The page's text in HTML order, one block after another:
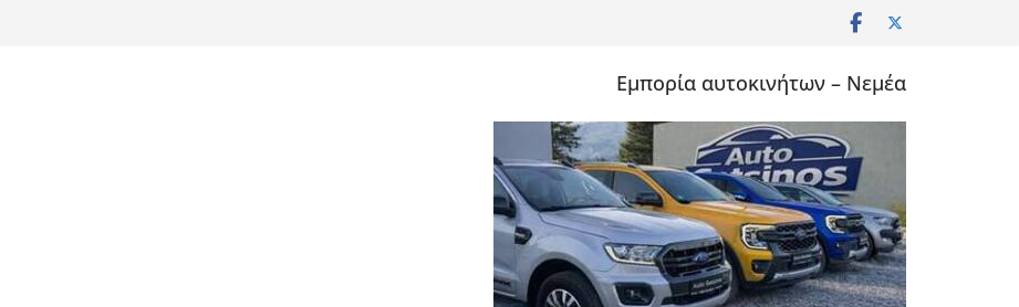
Εμπορία αυτοκινήτων – Νεμέα